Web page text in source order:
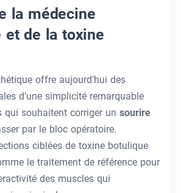
la médecine
et de la toxine
offre aujourd’hui des
d’une simplicité remarquable
qui souhaitent corriger un sourire
par le bloc opératoire.
ciblées de toxine botulique
le traitement de référence pour
des muscles qui